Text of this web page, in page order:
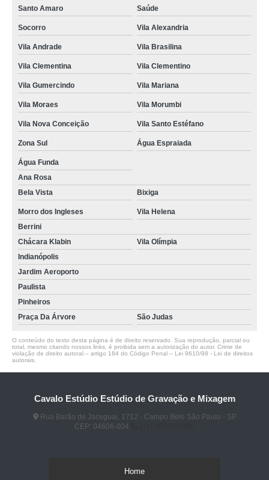
Santo Amaro Saúde
Socorro Vila Alexandria
Vila Andrade Vila Brasilina
Vila Clementina Vila Clementino
Vila Gumercindo Vila Mariana
Vila Moraes Vila Morumbi
Vila Nova Conceição Vila Santo Estéfano
Zona Sul Água Espraiada
Água Funda
Ana Rosa
Bela Vista
Bixiga
Morro dos Ingleses
Vila Helena
Berrini
Chácara Klabin
Vila Olímpia
Indianópolis
Jardim Aeroporto
Paulista
Pinheiros
Praça Da Árvore
São Judas
O conteúdo do texto desta página é de direito reservado. Sua reprodução, parcial ou
total, mesmo citando nossos links, é proibida sem a autorização do autor. Crime de
violação de direito autoral – artigo 184 do Código Penal – Lei 9610/98 - Lei de direitos
autorais
Cavalo Estúdio Estúdio de Gravação e Mixagem
Rua Barão de Jaceguai, 1712 - Campo Belo São Paulo - SP
CEP: 04606-004
Home